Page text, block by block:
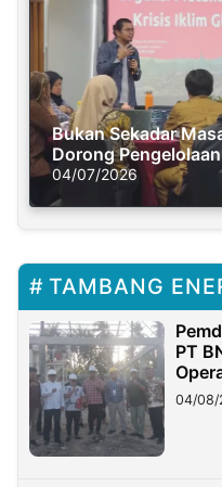
Bukan Sekadar
Dorong
Solusi Krisis Iklim
04/07/2026
TAMBANG
PT
04/08/